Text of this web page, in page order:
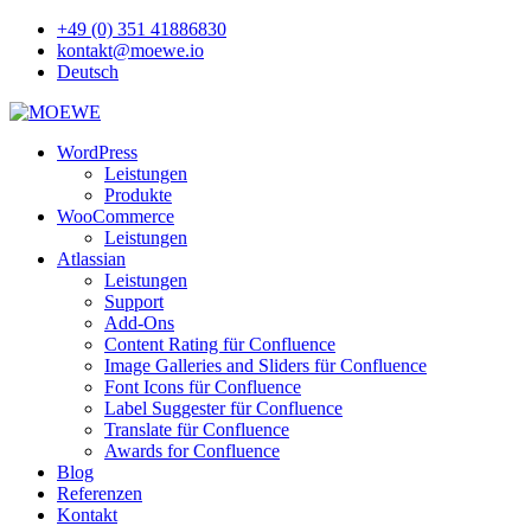
+49 (0) 351 41886830
kontakt@moewe.io
Deutsch
WordPress
Leistungen
Produkte
WooCommerce
Leistungen
Atlassian
Leistungen
Support
Add-Ons
Content Rating für Confluence
Image Galleries and Sliders für Confluence
Font Icons für Confluence
Label Suggester für Confluence
Translate für Confluence
Awards for Confluence
Blog
Referenzen
Kontakt